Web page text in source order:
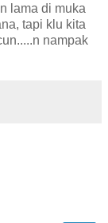
lama di muka
tapi klu kita
nampak